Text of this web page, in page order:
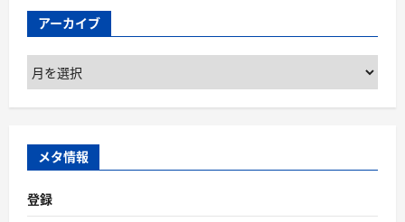
アーカイブ
ア
ー
カ
ブ
メタ情報
登録